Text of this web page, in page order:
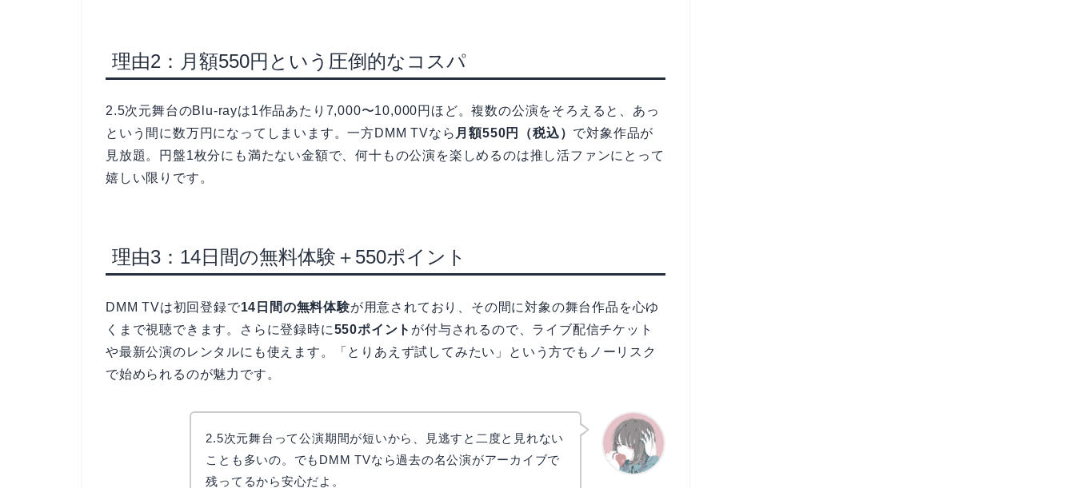
理由2：月額550円という圧倒的なコスパ
2.5次元舞台のBlu-rayは1作品あたり7,000〜10,000円ほど。複数の公演をそろえると、あっ
という間に数万円になってしまいます。一方DMM TVなら 月額550円（税込） で対象作品が
見放題。円盤1枚分にも満たない金額で、何十もの公演を楽しめるのは推し活ファンにとって
嬉しい限りです。
理由3：14日間の無料体験＋550ポイント
DMM TVは初回登録で14日間の無料体験が用意されており、その間に対象の舞台作品を心ゆ
くまで視聴できます。さらに登録時に550ポイント が付与されるので、ライブ配信チケット
や最新公演のレンタルにも使えます。「とりあえず試してみたい」という方でもノーリスク
で始められるのが魅力です。
2.5次元舞台って公演期間が短いから、見逃すと二度と見れない
ことも多いの。でもDMM TVなら過去の名公演がアーカイブで
残ってるから安心だよ。